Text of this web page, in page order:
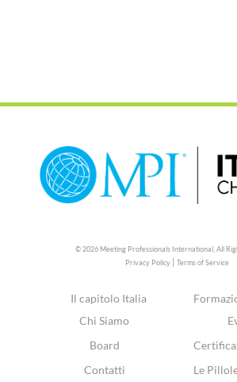
© 2026 Meeting Professionals International, All
Privacy Policy |Terms of Service
Il capitolo Italia
Chi Siamo
Board
Contatti
Le